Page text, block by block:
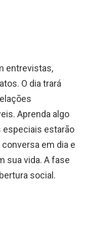
entrevistas,
O dia trará
Aprenda algo
especiais estarão
em dia e
sua vida. A fase
social.